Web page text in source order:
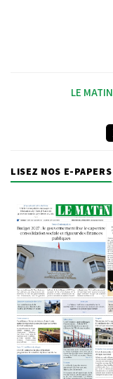
LE MATIN
LISEZ NOS E-PAPERS